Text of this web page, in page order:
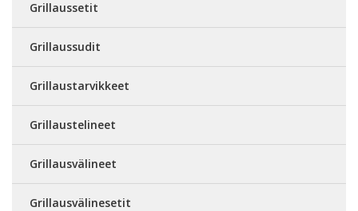
Grillaussetit
Grillaussudit
Grillaustarvikkeet
Grillaustelineet
Grillausvälineet
Grillausvälinesetit